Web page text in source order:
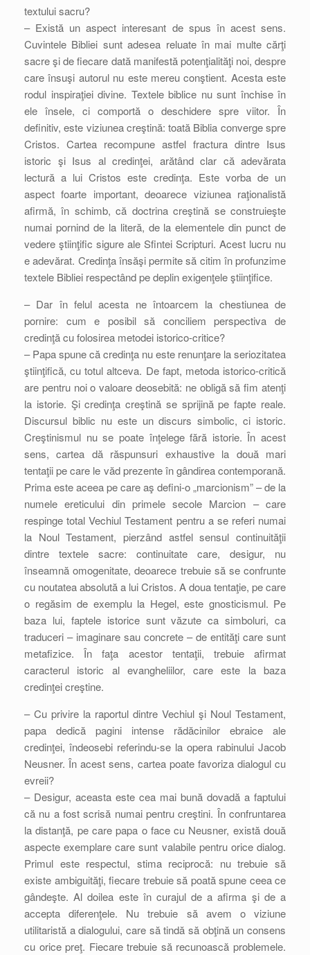
textului sacru?
– Există un aspect interesant de spus în acest sens.
Cuvintele Bibliei sunt adesea reluate în mai multe cărţi
sacre şi de fiecare dată manifestă potenţialităţi noi, despre
care însuşi autorul nu este mereu conştient. Acesta este
rodul inspiraţiei divine. Textele biblice nu sunt închise în
ele însele, ci comportă o deschidere spre viitor. În
definitiv, este viziunea creştină: toată Biblia converge spre
Cristos. Cartea recompune astfel fractura dintre Isus
istoric şi Isus al credinţei, arătând clar că adevărata
lectură a lui Cristos este credinţa. Este vorba de un
aspect foarte important, deoarece viziunea raţionalistă
afirmă, în schimb, că doctrina creştină se construieşte
numai pornind de la literă, de la elementele din punct de
vedere ştiinţific sigure ale Sfintei Scripturi. Acest lucru nu
e adevărat. Credinţa însăşi permite să citim în profunzime
textele Bibliei respectând pe deplin exigenţele ştiinţifice.
– Dar în felul acesta ne întoarcem la chestiunea de
pornire: cum e posibil să conciliem perspectiva de
credinţă cu folosirea metodei istorico-critice?
– Papa spune că credinţa nu este renunţare la seriozitatea
ştiinţifică, cu totul altceva. De fapt, metoda istorico-critică
are pentru noi o valoare deosebită: ne obligă să fim atenţi
la istorie. Şi credinţa creştină se sprijină pe fapte reale.
Discursul biblic nu este un discurs simbolic, ci istoric.
Creştinismul nu se poate înţelege fără istorie. În acest
sens, cartea dă răspunsuri exhaustive la două mari
tentaţii pe care le văd prezente în gândirea contemporană.
Prima este aceea pe care aş defini-o „marcionism” – de la
numele ereticului din primele secole Marcion – care
respinge total Vechiul Testament pentru a se referi numai
la Noul Testament, pierzând astfel sensul continuităţii
dintre textele sacre: continuitate care, desigur, nu
înseamnă omogenitate, deoarece trebuie să se confrunte
cu noutatea absolută a lui Cristos. A doua tentaţie, pe care
o regăsim de exemplu la Hegel, este gnosticismul. Pe
baza lui, faptele istorice sunt văzute ca simboluri, ca
traduceri – imaginare sau concrete – de entităţi care sunt
metafizice. În faţa acestor tentaţii, trebuie afirmat
caracterul istoric al evangheliilor, care este la baza
credinţei creştine.
– Cu privire la raportul dintre Vechiul şi Noul Testament,
papa dedică pagini intense rădăcinilor ebraice ale
credinţei, îndeosebi referindu-se la opera rabinului Jacob
Neusner. În acest sens, cartea poate favoriza dialogul cu
evreii?
– Desigur, aceasta este cea mai bună dovadă a faptului
că nu a fost scrisă numai pentru creştini. În confruntarea
la distanţă, pe care papa o face cu Neusner, există două
aspecte exemplare care sunt valabile pentru orice dialog.
Primul este respectul, stima reciprocă: nu trebuie să
existe ambiguităţi, fiecare trebuie să poată spune ceea ce
gândeşte. Al doilea este în curajul de a afirma şi de a
accepta diferenţele. Nu trebuie să avem o viziune
utilitaristă a dialogului, care să tindă să obţină un consens
cu orice preţ. Fiecare trebuie să recunoască problemele.